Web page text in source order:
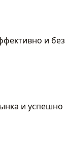
и без
и успешно